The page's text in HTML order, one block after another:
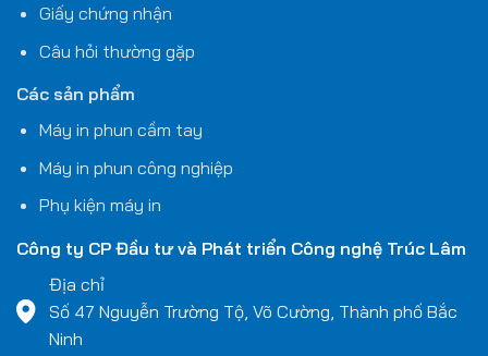
Giấy chứng nhận
Câu hỏi thường gặp
Các sản phẩm
Máy in phun cầm tay
Máy in phun công nghiệp
Phụ kiện máy in
Công ty CP Đầu tư và Phát triển Công nghệ Trúc Lâm
Địa chỉ
Số 47 Nguyễn Trường Tộ, Võ Cường, Thành phố Bắc
Ninh